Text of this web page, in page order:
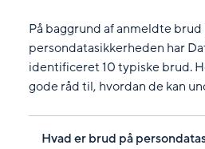
På baggrund af anmeldte brud
persondatasikkerheden har
identificeret 10 typiske brud.
gode råd til, hvordan de kan
Hvad er brud på